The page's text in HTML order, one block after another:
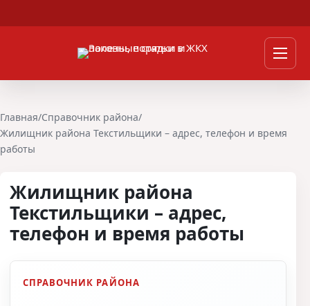
Меню
Главная/Справочник района/
Жилищник района Текстильщики – адрес, телефон и время
работы
Жилищник района
Текстильщики – адрес,
телефон и время работы
СПРАВОЧНИК РАЙОНА